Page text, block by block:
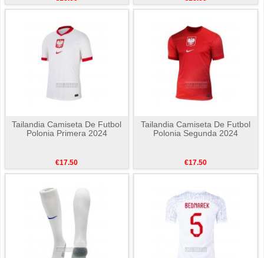
Tailandia Camiseta De Futbol
Polonia Primera 2024
€17.50
Tailandia Camiseta De Futbol
Polonia Segunda 2024
€17.50